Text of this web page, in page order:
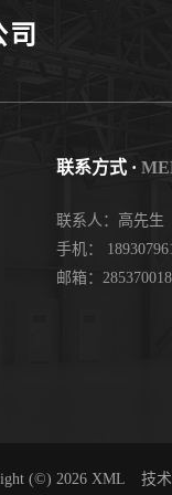
联系方式 ·
联系人：高先生
手机：
邮箱：
(©) 2026 XML 技